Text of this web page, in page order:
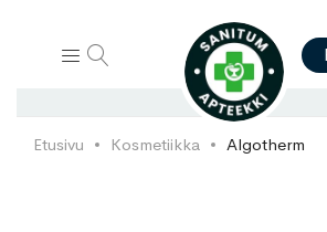
Etusivu Kosmetiikka Algotherm